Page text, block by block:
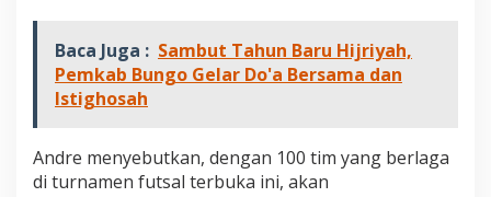
I
Baca Juga : Sambut Tahun Baru Hijriyah,
Pemkab Bungo Gelar Do'a Bersama dan
Istighosah
Andre menyebutkan, dengan 100 tim yang berlaga
di turnamen futsal terbuka ini, akan